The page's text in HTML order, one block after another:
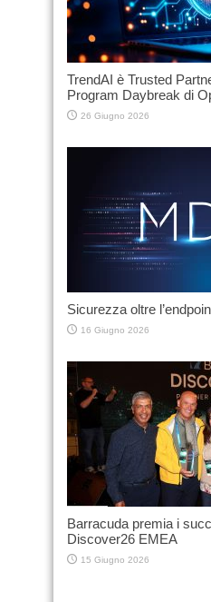
TrendAI è Trusted
Program Daybreak di
26 Giugno 2026
Sicurezza oltre
16 Giugno 2026
Barracuda premia i
Discover26 EMEA
15 Giugno 2026